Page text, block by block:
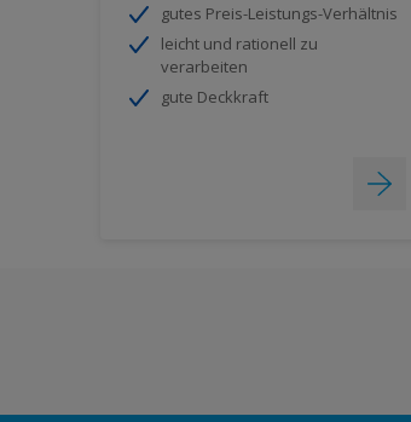
gutes Preis-Leistungs-Verhältnis
leicht und rationell zu
verarbeiten
gute Deckkraft